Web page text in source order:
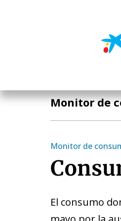
Monitor de
Monitor de
El consumo